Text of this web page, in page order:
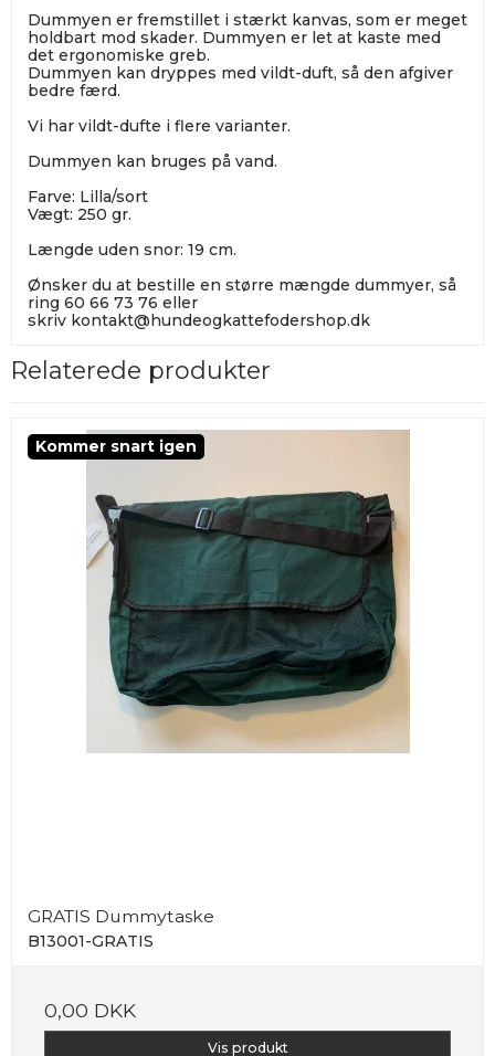
Dummyen er fremstillet i stærkt kanvas, som er meget
holdbart mod skader. Dummyen er let at kaste med
det ergonomiske greb.
Dummyen kan dryppes med vildt-duft, så den afgiver
bedre færd.
Vi har vildt-dufte i flere varianter.
Dummyen kan bruges på vand.
Farve: Lilla/sort
Vægt: 250 gr.
Længde uden snor: 19 cm.
Ønsker du at bestille en større mængde dummyer, så
ring 60 66 73 76 eller
skriv kontakt@hundeogkattefodershop.dk
Relaterede produkter
Kommer snart igen
GRATIS Dummytaske
B13001-GRATIS
0,00 DKK
Vis produkt